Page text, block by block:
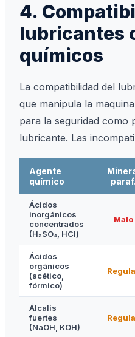
4.
lubricantes
químicos
La compatibilidad del
que manipula la
para la seguridad como
lubricante. Las
Agente
químico
paraf.
Ácidos
inorgánicos
concentrados
(H₂SO₄, HCl)
Malo
Ácidos
orgánicos
(acético,
fórmico)
Álcalis
fuertes
(NaOH, KOH)